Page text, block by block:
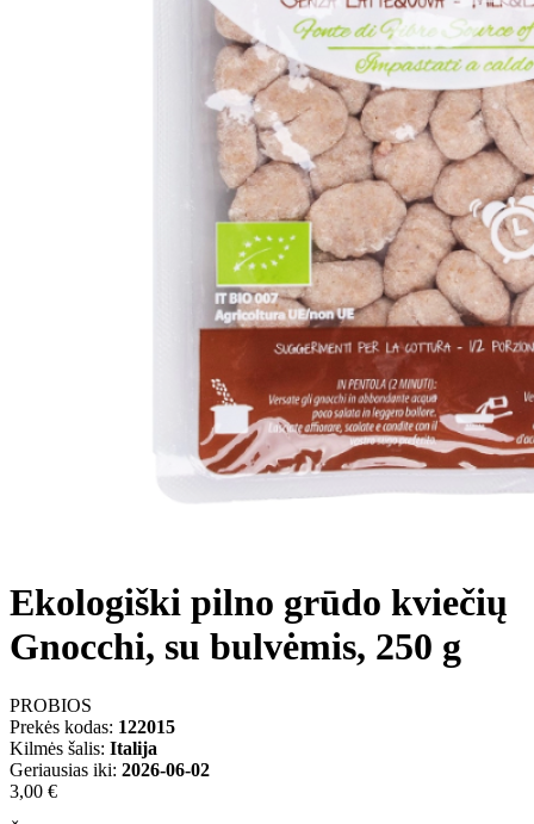
Ekologiški pilno grūdo kviečių
Gnocchi, su bulvėmis, 250 g
PROBIOS
Prekės kodas: 122015
Kilmės šalis: Italija
Geriausias iki: 2026-06-02
3,00 €